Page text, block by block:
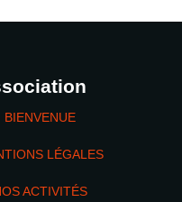
BIENVENUE
LÉGALES
ACTIVITÉS